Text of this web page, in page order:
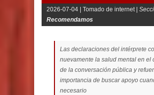
2026-07-04 | Tomado de internet |
Recomendamos
Las declaraciones del intérprete
nuevamente la salud mental en el
de la conversación pública y
importancia de buscar apoyo
necesario